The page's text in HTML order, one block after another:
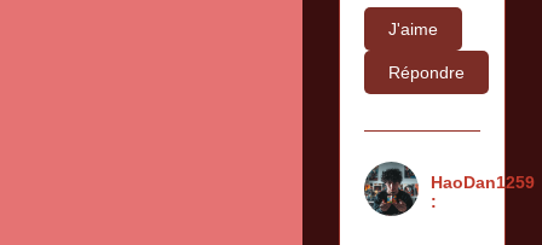
J'aime
Répondre
HaoDan1259
: